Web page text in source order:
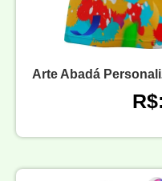
Arte Abadá